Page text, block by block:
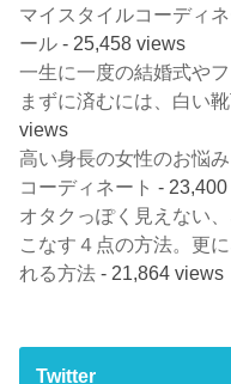
マイスタイルコーディ
ール - 25,458 views
一生に一度の結婚式や
まずに済むには、白い
views
高い身長の女性のお悩
コーディネート -
オタクっぽく見えない
こなす４点の方法。更
れる方法 - 21,864 views
Twitter